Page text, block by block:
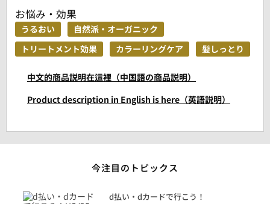
お悩み・効果
うるおい
自然派・オーガニック
トリートメント効果
カラーリングケア 髪しっとり
中文的商品説明在這裡（中国語の商品説明）
Product description in English is here（英語説明）
今注目のトピックス
d払い・dカードで行こう！